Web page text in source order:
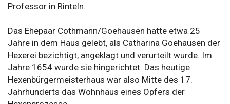
Professor in Rinteln.
Das Ehepaar Cothmann/Goehausen hatte etwa 25
Jahre in dem Haus gelebt, als Catharina Goehausen der
Hexerei bezichtigt, angeklagt und verurteilt wurde. Im
Jahre 1654 wurde sie hingerichtet. Das heutige
Hexenbürgermeisterhaus war also Mitte des 17.
Jahrhunderts das Wohnhaus eines Opfers der